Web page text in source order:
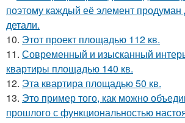
поэтому каждый её элемент
детали.
10. Этот проект площадью 112 кв.
11. Современный и изысканный
квартиры площадью 140 кв.
12. Эта квартира площадью 50 кв.
13. Это пример того, как можно
прошлого с функциональностью